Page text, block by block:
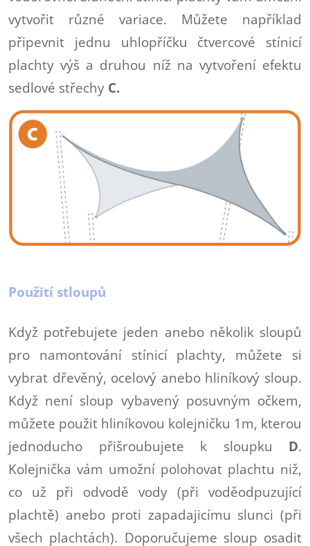
vytvořit různé variace. Můžete například
připevnit jednu uhlopříčku čtvercové stínicí
plachty výš a druhou níž na vytvoření efektu
sedlové střechy C.
Použití stloupů
Když potřebujete jeden anebo několik sloupů
pro namontování stínicí plachty, můžete si
vybrat dřevěný, ocelový anebo hliníkový sloup.
Když není sloup vybavený posuvným očkem,
můžete použit hliníkovou kolejničku 1m, kterou
jednoducho přišroubujete k sloupku D.
Kolejnička vám umožní polohovat plachtu niž,
co už při odvodě vody (při voděodpuzující
plachtě) anebo proti zapadajicímu slunci (při
všech plachtách). Doporučujeme sloup osadit